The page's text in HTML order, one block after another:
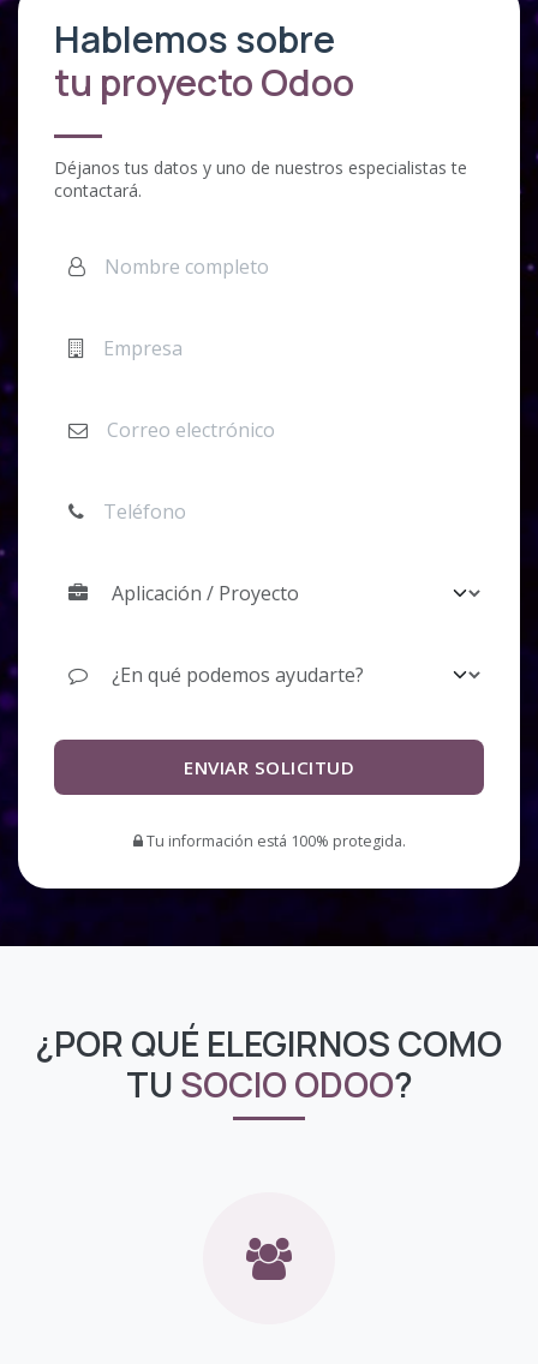
Hablemos sobre
tu proyecto Odoo
Déjanos tus datos y uno de nuestros especialistas te
contactará.
ENVIAR SOLICITUD
Tu información está 100% protegida.
¿POR QUÉ ELEGIRNOS COMO
TU SOCIO ODOO?